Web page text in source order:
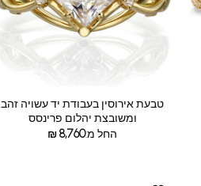
טבעת אירוסין בעבודת יד עשויה זהב
ומשובצת יהלום פרינסס
החל מ:
₪8,760